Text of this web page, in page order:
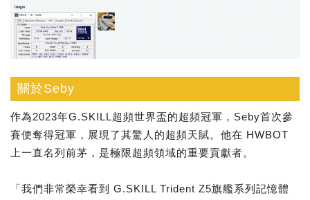
關於Seby
作為2023年G.SKILL超頻世界盃的超頻冠軍，Seby首次參
賽便奪得冠軍，展現了其驚人的超頻天賦。他在 HWBOT
上一直名列前茅，是極限超頻領域的重要貢獻者。
「我們非常榮幸看到 G.SKILL Trident Z5旗艦系列記憶體